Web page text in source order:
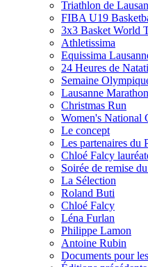
Triathlon de
FIBA U19
3x3 Basket World
Athletissima
Equissima
24 Heures de
Semaine
Lausanne Marathon
Christmas Run
Women's National
Le concept
Les partenaires du
Chloé Falcy
Soirée de remise
La Sélection
Roland Buti
Chloé Falcy
Léna Furlan
Philippe Lamon
Antoine Rubin
Documents pour